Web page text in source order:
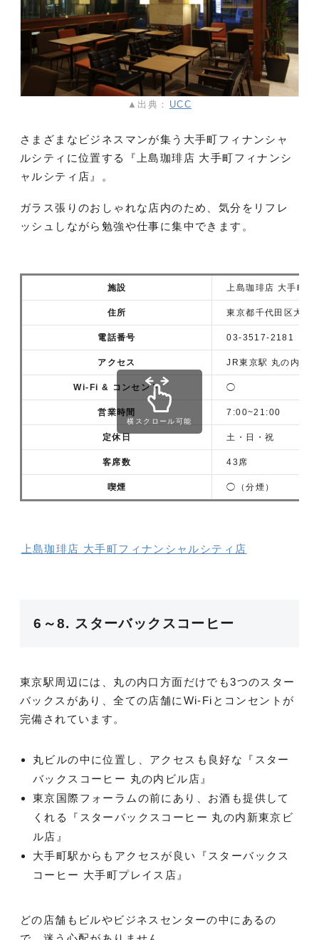
▲出典： UCC
さまざまなビジネスマンが集う大手町フィナンシャ
ルシティに位置する『上島珈琲店 大手町フィナンシ
ャルシティ店』。
ガラス張りのおしゃれな店内のため、気分をリフレ
ッシュしながら勉強や仕事に集中できます。
施設 上島珈琲店 大手町フ
住所 東京都千代田区大手
電話番号 03-3517-2181
アクセス JR東京駅 丸の内北
Wi-Fi & コンセント ◯
営業時間 7:00~21:00
定休日 土・日・祝
客席数 43席
喫煙 ◯（分煙）
横スクロール可能
上島珈琲店 大手町フィナンシャルシティ店
6～8. スターバックスコーヒー
東京駅周辺には、丸の内口方面だけでも3つのスター
バックスがあり、全ての店舗にWi-Fiとコンセントが
完備されています。
丸ビルの中に位置し、アクセスも良好な『スター
バックスコーヒー 丸の内ビル店』
東京国際フォーラムの前にあり、お酒も提供して
くれる『スターバックスコーヒー 丸の内新東京ビ
ル店』
大手町駅からもアクセスが良い『スターバックス
コーヒー 大手町プレイス店』
どの店舗もビルやビジネスセンターの中にあるの